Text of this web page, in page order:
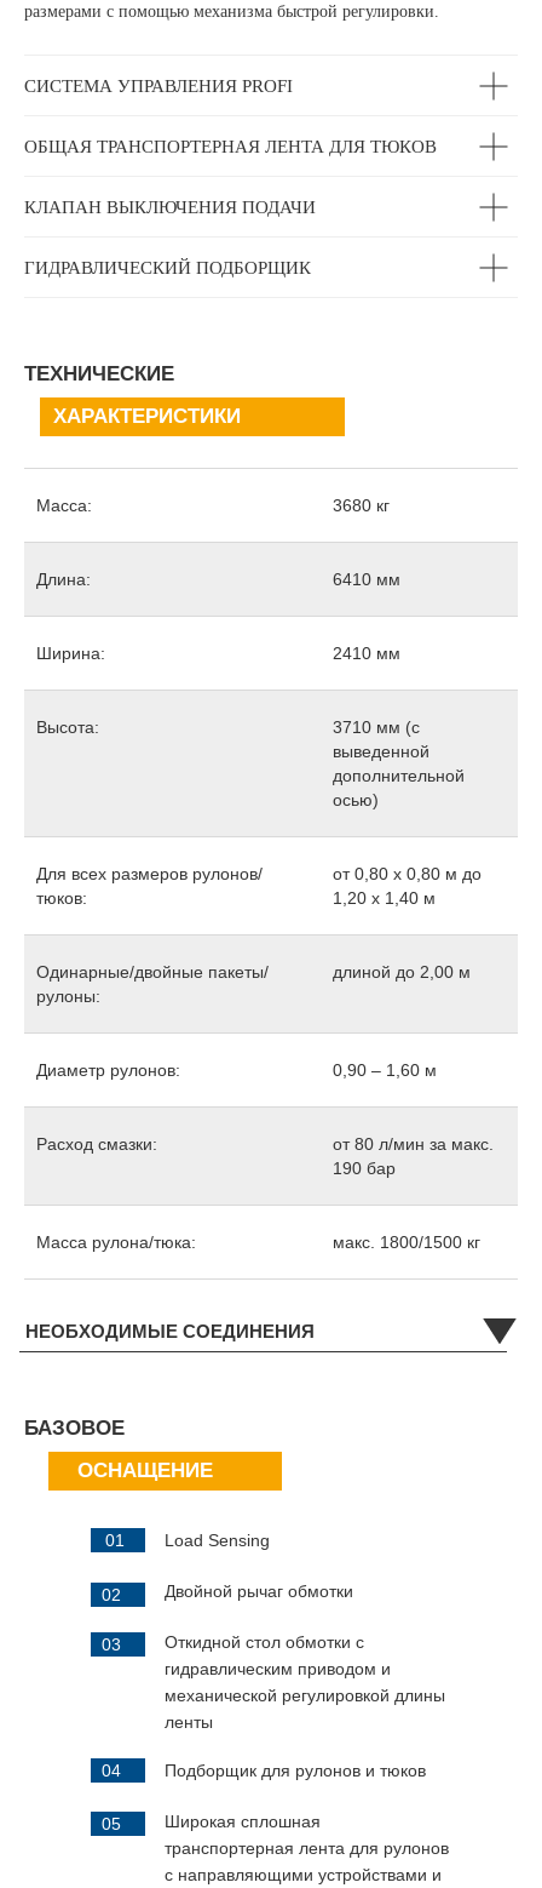
размерами с помощью механизма быстрой регулировки.
СИСТЕМА УПРАВЛЕНИЯ PROFI
ОБЩАЯ ТРАНСПОРТЕРНАЯ ЛЕНТА ДЛЯ ТЮКОВ
КЛАПАН ВЫКЛЮЧЕНИЯ ПОДАЧИ
ГИДРАВЛИЧЕСКИЙ ПОДБОРЩИК
ТЕХНИЧЕСКИЕ
ХАРАКТЕРИСТИКИ
Масса: 3680 кг
Длина: 6410 мм
Ширина: 2410 мм
Высота:
3710 мм (с
выведенной
дополнительной
осью)
Для всех размеров рулонов/
тюков:
от 0,80 x 0,80 м до
1,20 x 1,40 м
Одинарные/двойные пакеты/
рулоны:
длиной до 2,00 м
Диаметр рулонов: 0,90 – 1,60 м
Расход смазки:
от 80 л/мин за макс.
190 бар
Масса рулона/тюка: макс. 1800/1500 кг
НЕОБХОДИМЫЕ СОЕДИНЕНИЯ
БАЗОВОЕ
ОСНАЩЕНИЕ
Load Sensing
Широкая сплошная
транспортерная лента для рулонов
с направляющими устройствами и
Двойной рычаг обмотки
Откидной стол обмотки с
гидравлическим приводом и
механической регулировкой длины
ленты
Подборщик для рулонов и тюков
01
05
02
03
04